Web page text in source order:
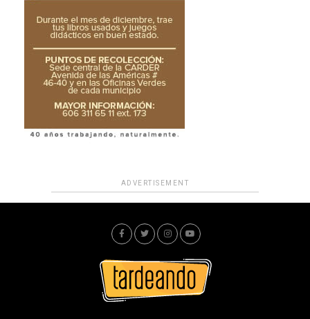
ADVERTISEMENT